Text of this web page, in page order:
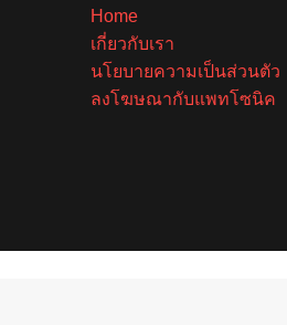
Home
เกี่ยวกับเรา
นโยบายความเป็นส่วนตัว
ลงโฆษณากับแพทโซนิค